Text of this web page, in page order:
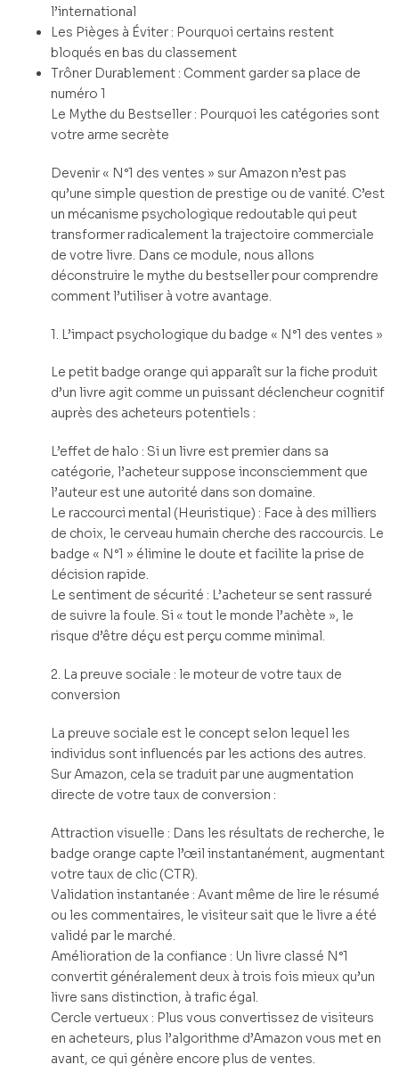
l’international
Les Pièges à Éviter : Pourquoi certains restent
bloqués en bas du classement
Trôner Durablement : Comment garder sa place de
numéro 1
Le Mythe du Bestseller : Pourquoi les catégories sont
votre arme secrète
Devenir « N°1 des ventes » sur Amazon n’est pas
qu’une simple question de prestige ou de vanité. C’est
un mécanisme psychologique redoutable qui peut
transformer radicalement la trajectoire commerciale
de votre livre. Dans ce module, nous allons
déconstruire le mythe du bestseller pour comprendre
comment l’utiliser à votre avantage.
1. L’impact psychologique du badge « N°1 des ventes »
Le petit badge orange qui apparaît sur la fiche produit
d’un livre agit comme un puissant déclencheur cognitif
auprès des acheteurs potentiels :
L’effet de halo : Si un livre est premier dans sa
catégorie, l’acheteur suppose inconsciemment que
l’auteur est une autorité dans son domaine.
Le raccourci mental (Heuristique) : Face à des milliers
de choix, le cerveau humain cherche des raccourcis. Le
badge « N°1 » élimine le doute et facilite la prise de
décision rapide.
Le sentiment de sécurité : L’acheteur se sent rassuré
de suivre la foule. Si « tout le monde l’achète », le
risque d’être déçu est perçu comme minimal.
2. La preuve sociale : le moteur de votre taux de
conversion
La preuve sociale est le concept selon lequel les
individus sont influencés par les actions des autres.
Sur Amazon, cela se traduit par une augmentation
directe de votre taux de conversion :
Attraction visuelle : Dans les résultats de recherche, le
badge orange capte l’œil instantanément, augmentant
votre taux de clic (CTR).
Validation instantanée : Avant même de lire le résumé
ou les commentaires, le visiteur sait que le livre a été
validé par le marché.
Amélioration de la confiance : Un livre classé N°1
convertit généralement deux à trois fois mieux qu’un
livre sans distinction, à trafic égal.
Cercle vertueux : Plus vous convertissez de visiteurs
en acheteurs, plus l’algorithme d’Amazon vous met en
avant, ce qui génère encore plus de ventes.